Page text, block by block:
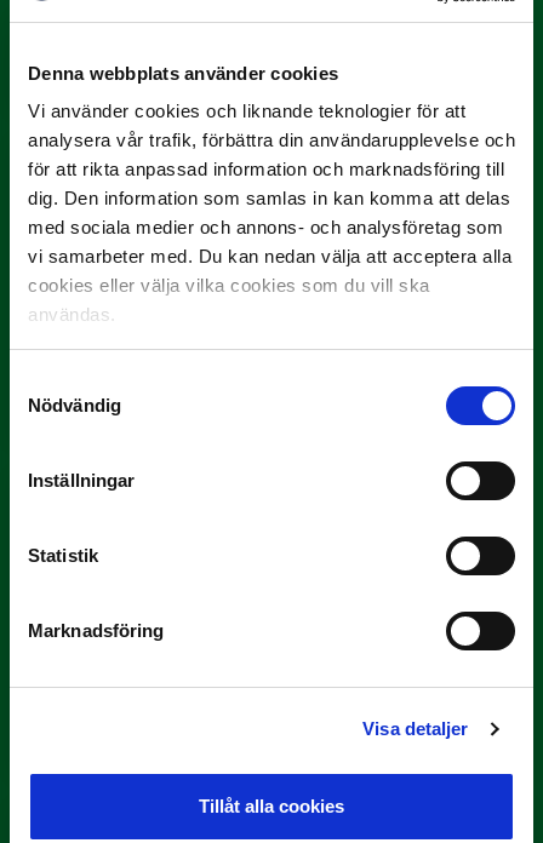
Denna webbplats använder cookies
Vi använder cookies och liknande teknologier för att
analysera vår trafik, förbättra din användarupplevelse och
för att rikta anpassad information och marknadsföring till
dig. Den information som samlas in kan komma att delas
med sociala medier och annons- och analysföretag som
vi samarbeter med. Du kan nedan välja att acceptera alla
cookies eller välja vilka cookies som du vill ska
användas.
Nödvändig
Inställningar
Statistik
Marknadsföring
Visa detaljer
Tillåt alla cookies
Yttrar gör…
Här är de…